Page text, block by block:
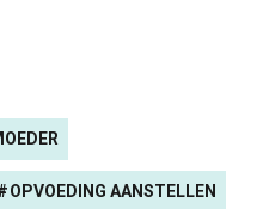
OPVOEDING AANSTELLEN